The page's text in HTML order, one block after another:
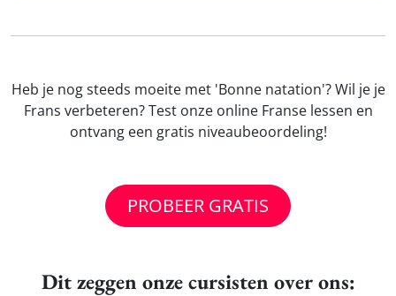
Heb je nog steeds moeite met 'Bonne natation'? Wil je je
Frans verbeteren? Test onze online Franse lessen en
ontvang een gratis niveaubeoordeling!
PROBEER GRATIS
Dit zeggen onze cursisten over ons: